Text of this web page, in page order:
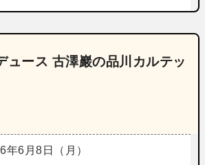
ュース 古澤巖の品川カルテッ
年6月8日（月）